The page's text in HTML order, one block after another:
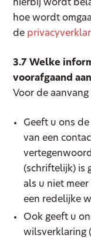
hierbij wordt
hoe wordt
de
3.7 Welke
voorafgaand
Voor de
Geeft u ons
van een
(schriftelijk) is
als u niet
een redelijke
Ook geeft u
wilsverklaring